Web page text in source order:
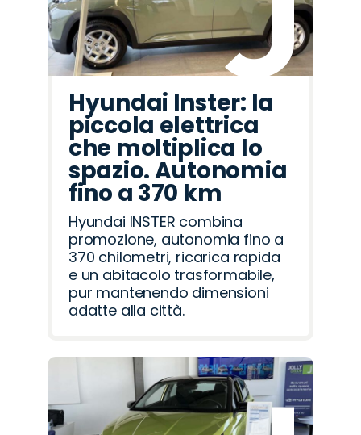
Hyundai Inster: la
piccola elettrica
che moltiplica lo
spazio. Autonomia
fino a 370 km
Hyundai INSTER combina
promozione, autonomia fino a
370 chilometri, ricarica rapida
e un abitacolo trasformabile,
pur mantenendo dimensioni
adatte alla città.